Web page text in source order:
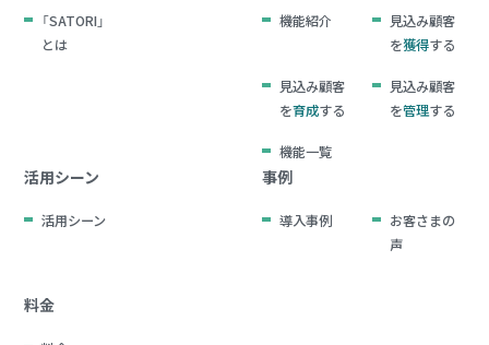
「SATORI」
とは
機能紹介
見込み顧客
を獲得する
見込み顧客
を育成する
見込み顧客
を管理する
機能一覧
活用シーン
活用シーン
事例
導入事例
お客さまの
声
料金